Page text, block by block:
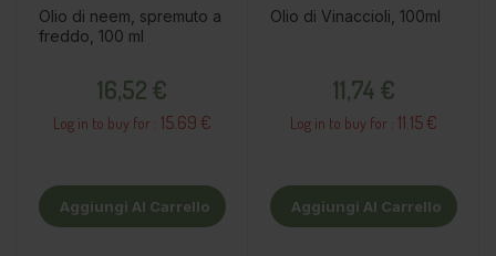
Olio di neem, spremuto a
freddo, 100 ml
16,52 €
Log in to buy for : 15.69 €
Aggiungi Al Carrello
Olio di Vinaccioli, 100ml
11,74 €
Log in to buy for : 11.15 €
Aggiungi Al Carrello